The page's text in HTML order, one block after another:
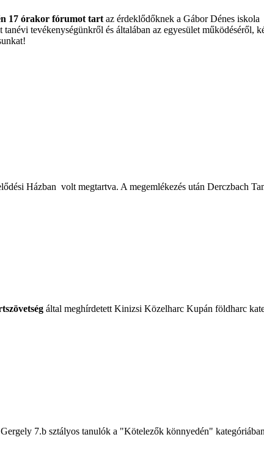
17 órakor fórumot tart az érdeklődőknek a Gábor Dénes iskola
tevékenységünkről és általában az egyesület működéséről,
Házban volt megtartva. A megemlékezés után Derczbach
által meghírdetett Kinizsi Közelharc Kupán földharc
7.b sztályos tanulók a "Kötelezők könnyedén"